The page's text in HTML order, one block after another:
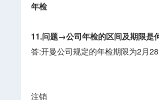
年检
11.问题→公司年检的区间及期限是
答:开曼公司规定的年检期限为2月
注销